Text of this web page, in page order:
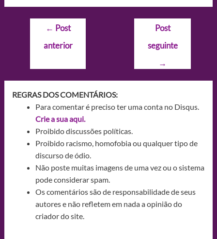
Navegação
Post
← Post
anterior
Post
seguinte
→
REGRAS DOS COMENTÁRIOS:
Para comentar é preciso ter uma conta no Disqus.
Crie a sua aqui.
Proibido discussões políticas.
Proibido racismo, homofobia ou qualquer tipo de
discurso de ódio.
Não poste muitas imagens de uma vez ou o sistema
pode considerar spam.
Os comentários são de responsabilidade de seus
autores e não refletem em nada a opinião do
criador do site.